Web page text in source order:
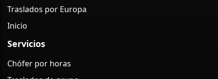
Traslados por Europa
Inicio
Servicios
Chófer por horas